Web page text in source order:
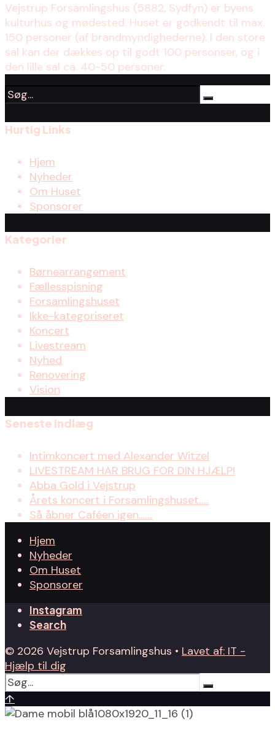
Vejstrup Forsamlingshus (5882, Sydfyn) er byens
kulturhus og mødested. Huset er godkendt til max.
150 personer (af brandmyndighederne). I den store
sal kan der dækkes op til godt 100 personser, og i
den lille sal ca. 40-50 personer.
Hurtig Links
Hjem
Nyheder
Om Huset
Sponsorer
Kategorier
Børnearrangement
Fællesspisning
Forsamlingshuset
Ikke-kategoriseret
Koncert
Livestream
Nyhed
Renovering
Vision
Seneste indlæg
Intimkoncert med Alexander Witzel
LIVESTREAM HAR BRUG FOR DIN HJÆLP!
Abba Gold i Vejstrup
Årets koncert i Forsamlingshuset…..
Så åbner Caféen igen…….
Hjem
Nyheder
Om Huset
Sponsorer
Instagram
Search
© 2026 Vejstrup Forsamlingshus • Lavet af: IT -
Hjælp til dig
↑